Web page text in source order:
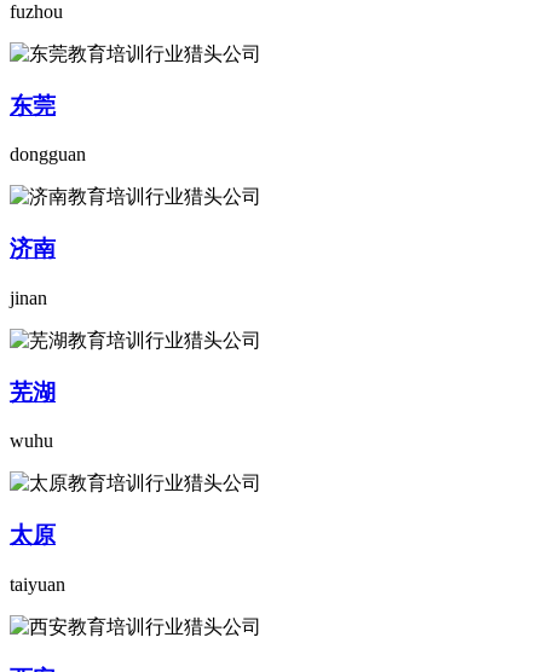
fuzhou
东莞
dongguan
济南
jinan
芜湖
wuhu
太原
taiyuan